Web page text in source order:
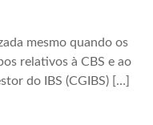
mesmo quando os
relativos à CBS e ao
do IBS (CGIBS) […]